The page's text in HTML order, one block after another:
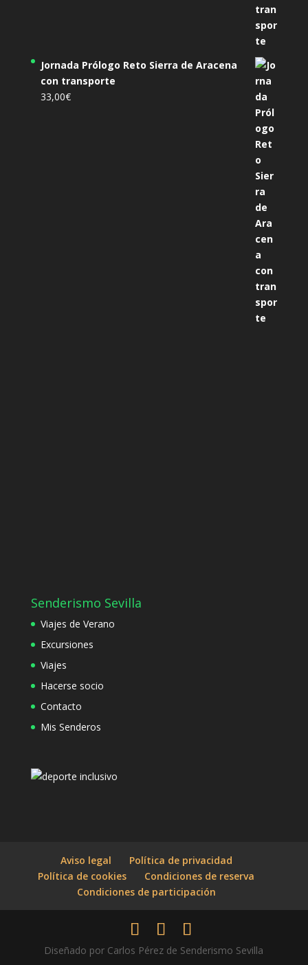
Jornada Prólogo Reto Sierra de Aracena
con transporte
33,00€
Senderismo Sevilla
Viajes de Verano
Excursiones
Viajes
Hacerse socio
Contacto
Mis Senderos
Aviso legal
Política de privacidad
Política de cookies
Condiciones de reserva
Condiciones de participación
Diseñado por Carlos Pérez de Senderismo Sevilla